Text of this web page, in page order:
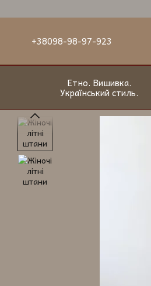
+38098-98-97-923
Етно. Вишивка.
Український стиль.